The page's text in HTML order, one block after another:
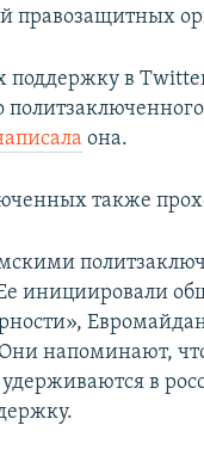
правозащитных
поддержку в
она.
также
инициировали
Они напоминают,
в